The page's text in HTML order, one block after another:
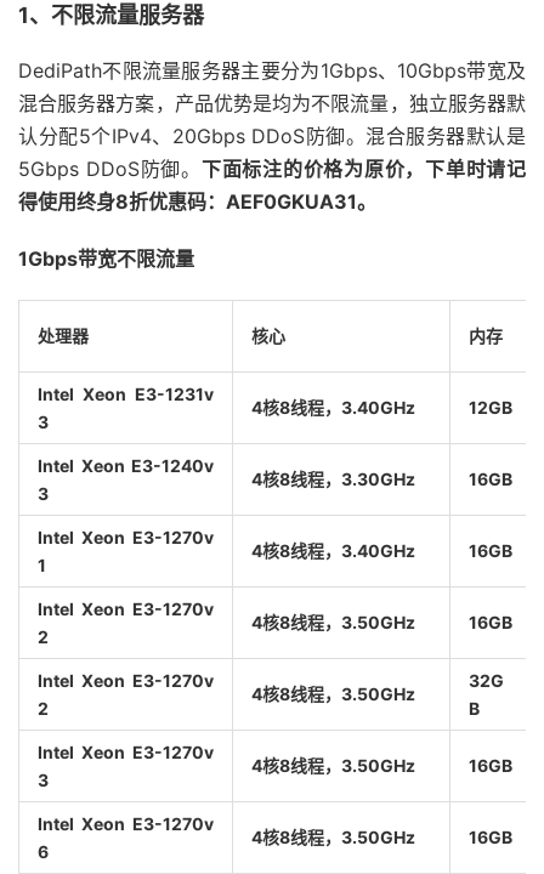
1、不限流量服务器
DediPath不限流量服务器主要分为1Gbps、10Gbps带宽及
混合服务器方案，产品优势是均为不限流量，独立服务器默
认分配5个IPv4、20Gbps DDoS防御。混合服务器默认是
5Gbps DDoS防御。 下面标注的价格为原价，下单时请记
得使用终身8折优惠码：AEF0GKUA31。
1Gbps带宽不限流量
处理器 核心 内存
Intel Xeon E3-1231v
3
4核8线程，3.40GHz 12GB
Intel Xeon E3-1240v
3
4核8线程，3.30GHz 16GB
Intel Xeon E3-1270v
1
4核8线程，3.40GHz 16GB
Intel Xeon E3-1270v
2
4核8线程，3.50GHz 16GB
Intel Xeon E3-1270v
2
4核8线程，3.50GHz
32G
B
Intel Xeon E3-1270v
3
4核8线程，3.50GHz 16GB
Intel Xeon E3-1270v
6
4核8线程，3.50GHz 16GB